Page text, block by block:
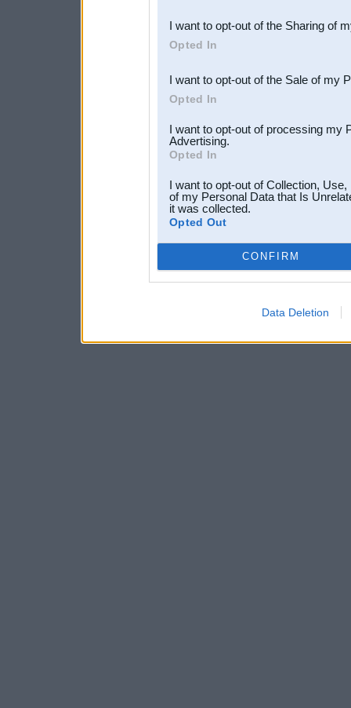
Downstream Participants
third parties.
I want to opt-out of the Sharing of
Opted In
I want to opt-out of the Sale of my
Opted In
I want to opt-out of processing my
Advertising.
Opted In
I want to opt-out of Collection,
of my Personal Data that Is
it was collected.
Opted Out
CONFIRM
Data Deletion